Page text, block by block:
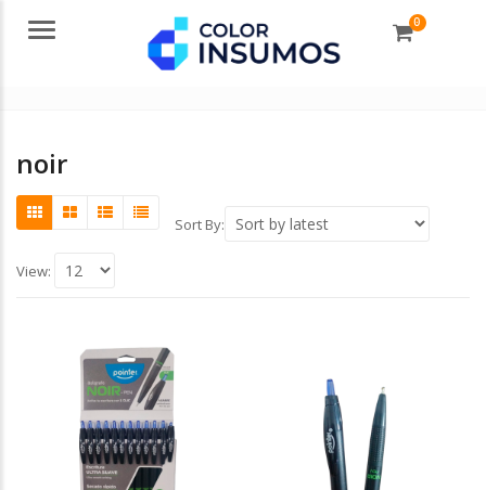
Menu 0
noir
Sort By:
View: